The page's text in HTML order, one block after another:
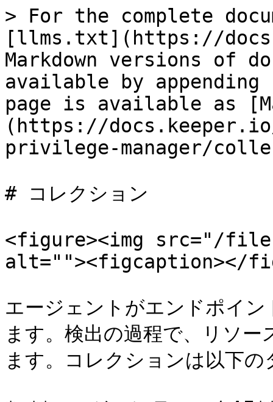
> For the complete
[llms.txt](https://
Markdown versions of
available by
page is available as
(https://
privilege-manager/
# コレクション
<figure><img src="/
alt=""><figcaption></
エージェントがエンドポイ
ます。検出の過程で、リソ
ます。コレクションは以下